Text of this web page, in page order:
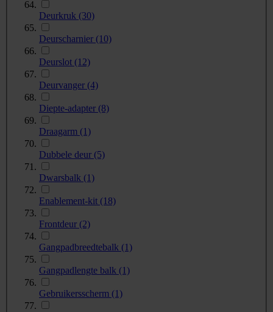
Deurkruk (30)
Deurscharnier (10)
Deurslot (12)
Deurvanger (4)
Diepte-adapter (8)
Draagarm (1)
Dubbele deur (5)
Dwarsbalk (1)
Enablement-kit (18)
Frontdeur (2)
Gangpadbreedtebalk (1)
Gangpadlengte balk (1)
Gebruikersscherm (1)